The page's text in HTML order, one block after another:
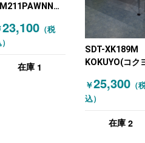
ーティングテー
ル グレー ホワ
23,100（税
在庫 1
SDT-XK189M
KOKUYO(コク
ブル 木目（ブラ
ン）
￥25,300（
込）
在庫 2